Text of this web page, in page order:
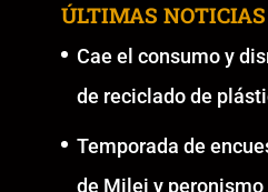
ÚLTIMAS NOTICIAS
Cae el consumo y
de reciclado de
Temporada de
de Milei y